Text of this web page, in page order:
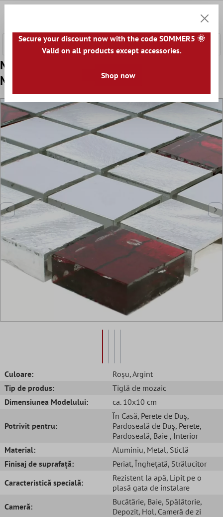
Model din Plăci De Mozaic Aluminiu Sticlă
Maira Argint Roșu
Culoare: Roșu, Argint
Tip de produs:
Tiglă de mozaic
Dimensiunea Modelului:
ca. 10x10 cm
Potrivit pentru:
În Casă, Perete de Duș,
Pardoseală de Duș, Perete,
Pardoseală, Baie , Interior
Material:
Aluminiu, Metal, Sticlă
Finisaj de suprafață:
Periat, Înghețată, Strălucitor
Caracteristică specială:
Rezistent la apă, Lipit pe o
plasă gata de instalare
Cameră:
Bucătărie, Baie, Spălătorie,
Depozit, Hol, Cameră de zi
Secure your discount now with the code SOMMER5 🌞
Valid on all products except accessories.
Shop now